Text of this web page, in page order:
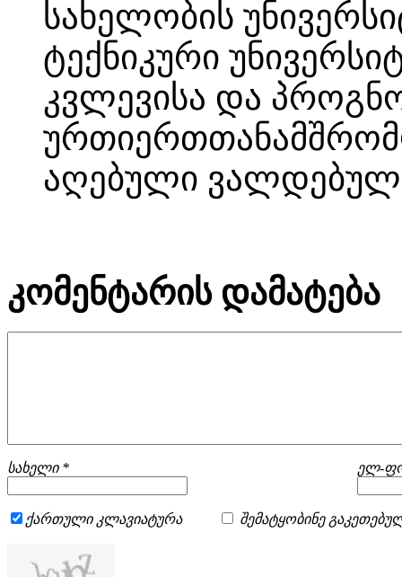
სახელობის
ტექნიკური
კვლევისა და
აღებული
კომენტარის დამატება
სახელი * ელ-
ქართული კლავიატურა შემატყობინე